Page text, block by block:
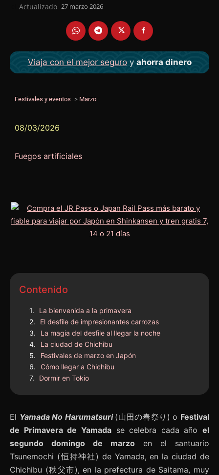
Actualizado 27 marzo 2026
Viaja con el mejor seguroy ahorra dinero
Festivales y eventos > Marzo
08/03/2026
Fuegos artificiales
Contenido
La bienvenida a la primavera
El desfile de impresionantes carrozas
La magia del desfile al llegar la noche
La ciudad de Chichibu
Festivales de marzo en Japón
Cómo llegar a Chichibu
Dormir en Tokio
El Yamada No Harumatsuri (山田の春祭り) o Festival
de Primavera de Yamadase celebra cada año el
segundo domingo de marzo en el santuario
Tsunemochi (恒持神社) de Yamada, en la ciudad de
Chichibu (秩父市), en la prefectura de Saitama, muy